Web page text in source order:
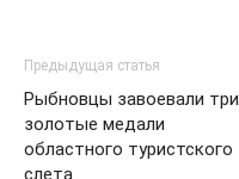
Предыдущая статья
Рыбновцы завоевали три
золотые медали
областного туристского
слета